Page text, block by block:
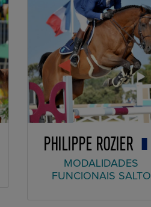
PHILIPPE ROZIER
MODALIDADES
FUNCIONAIS SALTO